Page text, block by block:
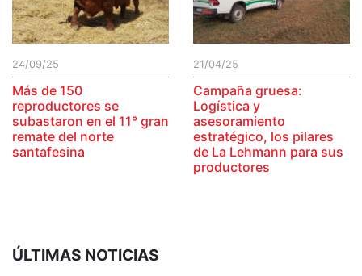
24/09/25
Más de 150
reproductores se
subastaron en el 11° gran
remate del norte
santafesina
21/04/25
Campaña gruesa:
Logística y
asesoramiento
estratégico, los pilares
de La Lehmann para sus
productores
ÚLTIMAS NOTICIAS